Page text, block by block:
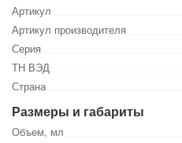
Артикул
Артикул производителя
Серия
ТН ВЭД
Страна
Размеры и габариты
Объем, мл